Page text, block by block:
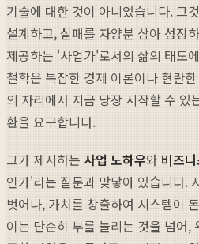
기술에 대한 것이 아니었습니다. 그
설계하고, 실패를 자양분 삼아 성장
제공하는 '사업가'로서의 삶의 태도
철학은 복잡한 경제 이론이나 현란한
의 자리에서 지금 당장 시작할 수 있
환을 요구합니다.
그가 제시하는 사업 노하우와 비즈
인가'라는 질문과 맞닿아 있습니다.
벗어나, 가치를 창출하여 시스템이
이는 단순히 부를 늘리는 것을 넘어,